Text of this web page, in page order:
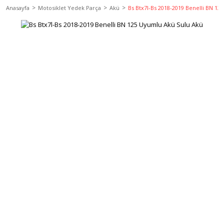
Anasayfa Motosiklet Yedek Parça Akü Bs Btx7l-Bs 2018-2019 Benelli BN